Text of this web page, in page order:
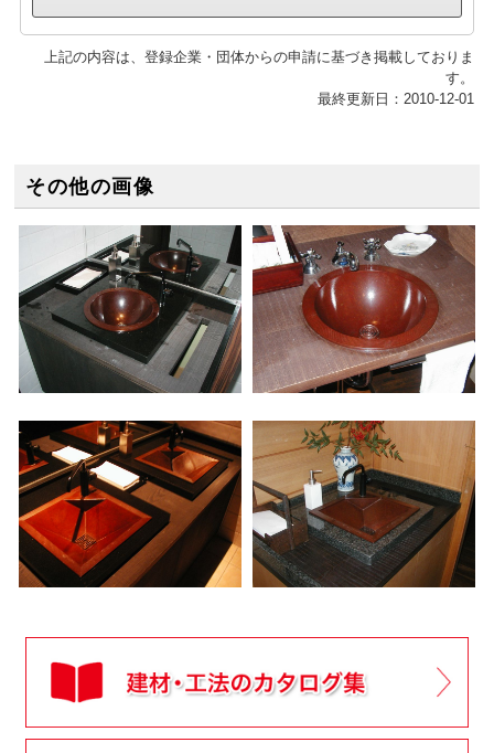
上記の内容は、登録企業・団体からの申請に基づき掲載しておりま
す。
最終更新日：2010-12-01
その他の画像